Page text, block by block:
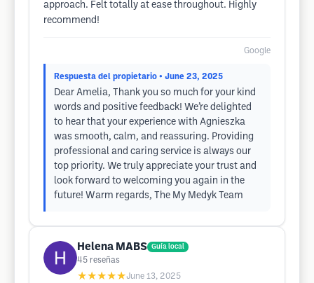
approach. Felt totally at ease throughout. Highly
recommend!
Google
Respuesta del propietario • June 23, 2025
Dear Amelia, Thank you so much for your kind
words and positive feedback! We’re delighted
to hear that your experience with Agnieszka
was smooth, calm, and reassuring. Providing
professional and caring service is always our
top priority. We truly appreciate your trust and
look forward to welcoming you again in the
future! Warm regards, The My Medyk Team
Helena MABS Guía local
45 reseñas
★★★★★June 13, 2025